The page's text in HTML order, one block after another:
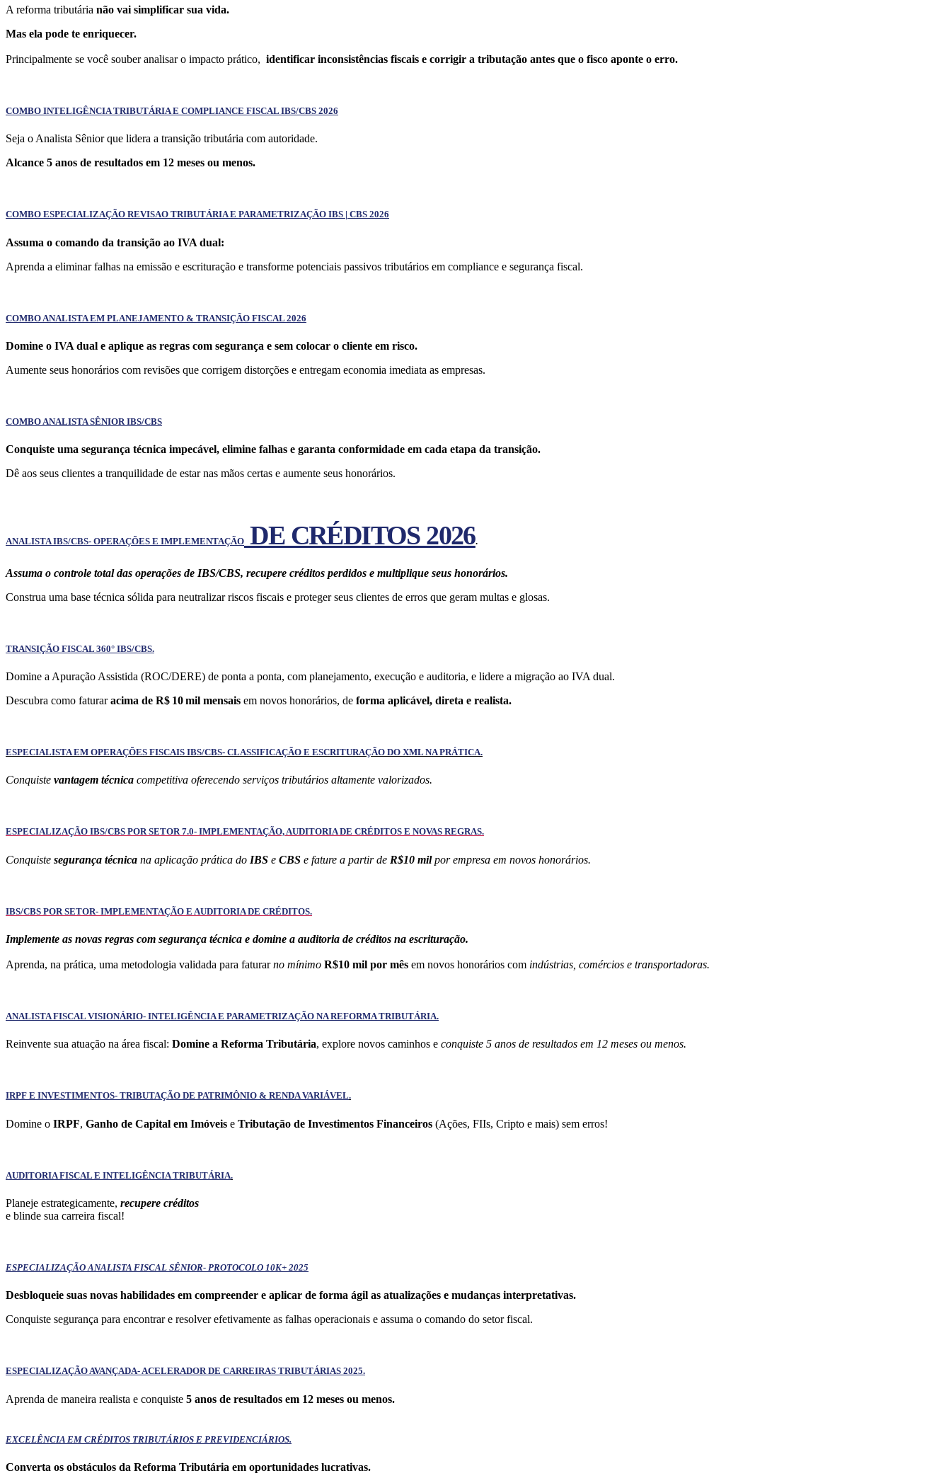
A reforma tributária não vai simplificar sua vida.
Mas ela pode te enriquecer.
Principalmente se você souber analisar o impacto prático, identificar inconsistências fiscais e corrigir a tributação antes que o fisco aponte o erro.
COMBO INTELIGÊNCIA TRIBUTÁRIA E COMPLIANCE FISCAL IBS/CBS 2026
Seja o Analista Sênior que lidera a transição tributária com autoridade.
Alcance 5 anos de resultados em 12 meses ou menos.
COMBO ESPECIALIZAÇÃO REVISAO TRIBUTÁRIA E PARAMETRIZAÇÃO IBS | CBS 2026
Assuma o comando da transição ao IVA dual:
Aprenda a eliminar falhas na emissão e escrituração e transforme potenciais passivos tributários em compliance e segurança fiscal.
COMBO ANALISTA EM PLANEJAMENTO & TRANSIÇÃO FISCAL 2026
Domine o IVA dual e aplique as regras com segurança e sem colocar o cliente em risco.
Aumente seus honorários com revisões que corrigem distorções e entregam economia imediata as empresas.
COMBO ANALISTA SÊNIOR IBS/CBS
Conquiste uma segurança técnica impecável, elimine falhas e garanta conformidade em cada etapa da transição.
Dê aos seus clientes a tranquilidade de estar nas mãos certas e aumente seus honorários.
ANALISTA IBS/CBS- OPERAÇÕES E IMPLEMENTAÇÃO DE CRÉDITOS 2026.
Assuma o controle total das operações de IBS/CBS, recupere créditos perdidos e multiplique seus honorários.
Construa uma base técnica sólida para neutralizar riscos fiscais e proteger seus clientes de erros que geram multas e glosas.
TRANSIÇÃO FISCAL 360° IBS/CBS.
Domine a Apuração Assistida (ROC/DERE) de ponta a ponta, com planejamento, execução e auditoria, e lidere a migração ao IVA dual.
Descubra como faturaracima de R$ 10 mil mensais em novos honorários, de forma aplicável, direta e realista.
ESPECIALISTA EM OPERAÇÕES FISCAIS IBS/CBS- CLASSIFICAÇÃO E ESCRITURAÇÃO DO XML NA PRÁTICA.
Conquiste vantagem técnica competitiva oferecendo serviços tributários altamente valorizados.
ESPECIALIZAÇÃO IBS/CBS POR SETOR 7.0- IMPLEMENTAÇÃO, AUDITORIA DE CRÉDITOS E NOVAS REGRAS.
Conquiste segurança técnica na aplicação prática do IBS e CBS e fature a partir de R$10 milpor empresa em novos honorários.
IBS/CBS POR SETOR- IMPLEMENTAÇÃO E AUDITORIA DE CRÉDITOS.
Implemente as novas regras com segurança técnica e domine a auditoria de créditos na escrituração.
Aprenda, na prática, uma metodologia validada para faturarno mínimo R$10 mil por mês em novos honorários com indústrias, comércios e transportadoras.
ANALISTA FISCAL VISIONÁRIO- INTELIGÊNCIA E PARAMETRIZAÇÃO NA REFORMA TRIBUTÁRIA.
Reinvente sua atuação na área fiscal: Domine a Reforma Tributária, explore novos caminhos e conquiste 5 anos de resultados em 12 meses ou menos.
IRPF E INVESTIMENTOS- TRIBUTAÇÃO DE PATRIMÔNIO & RENDA VARIÁVEL.
Domine o IRPF, Ganho de Capital em Imóveis e Tributação de Investimentos Financeiros (Ações, FIIs, Cripto e mais) sem erros!
AUDITORIA FISCAL E INTELIGÊNCIA TRIBUTÁRIA.
Planeje estrategicamente, recupere créditos
e blinde sua carreira fiscal!
ESPECIALIZAÇÃO ANALISTA FISCAL SÊNIOR- PROTOCOLO 10K+ 2025
Desbloqueie suas novas habilidades em compreender e aplicar de forma ágil as atualizações e mudanças interpretativas.
Conquiste segurança para encontrar e resolver efetivamente as falhas operacionais e assuma o comando do setor fiscal.
ESPECIALIZAÇÃO AVANÇADA- ACELERADOR DE CARREIRAS TRIBUTÁRIAS 2025.
Aprenda de maneira realista e conquiste 5 anos de resultados em 12 meses ou menos.
EXCELÊNCIA EM CRÉDITOS TRIBUTÁRIOS E PREVIDENCIÁRIOS.
Converta os obstáculos da Reforma Tributária em oportunidades lucrativas.